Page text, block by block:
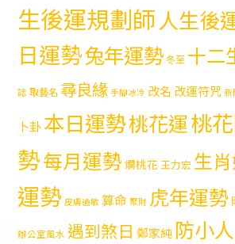
生後運規劃師 人生後
日運勢兔年運勢冬至 十二
誌 取藝名 尋良緣 手腳冰冷 改名 改運符咒 新
卜卦本日運勢桃花運桃
勢每月運勢 爛桃花 王力宏 生
運勢 皮膚過敏 算命 聚財 虎年運勢
辦公室風水 遇到煞日 鄭家純 防小人